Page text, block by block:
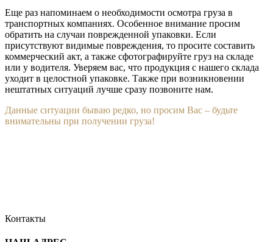
Еще раз напоминаем о необходимости осмотра груза в
транспортных компаниях. Особенное внимание просим
обратить на случаи поврежденной упаковки. Если
присутствуют видимые повреждения, то просите составить
коммерческий акт, а также сфотографируйте груз на складе
или у водителя. Уверяем вас, что продукция с нашего склада
уходит в целостной упаковке. Также при возникновении
нештатных ситуаций лучше сразу позвоните нам.
Данные ситуации бываю редко, но просим Вас – будьте
внимательны при получении груза!
Контакты